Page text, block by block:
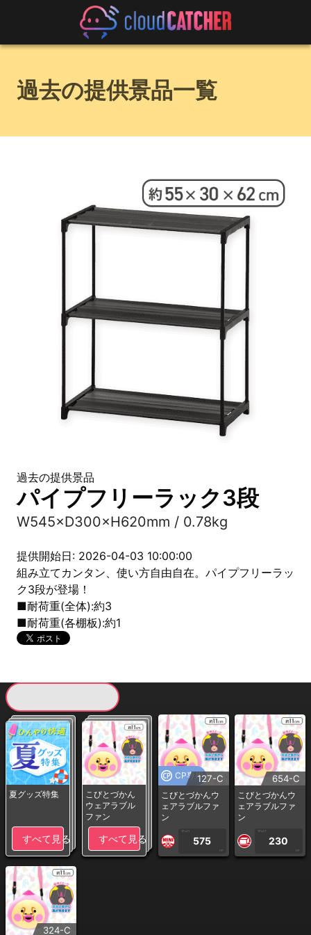
過去の提供景品一覧
過去の提供景品
パイプフリーラック3段
W545×D300×H620mm / 0.78kg
提供開始日: 2026-04-03 10:00:00
組み立てカンタン、使い方自由自在。パイプフリーラッ
ク3段が登場！
■耐荷重(全体):約3
■耐荷重(各棚板):約1
夏グッズ特集
すべて見る
こびとづかん
ウェアラブル
ファン
すべて見る
CP専用127-C
こびとづかんウ
ェアラブルファ
ン
1PLAY
575
CP
654-C
こびとづかんウ
ェアラブルファ
ン
1PLAY
230
CP
324-C